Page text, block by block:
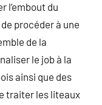
l’embout du
procéder à une
de la
le job à la
ainsi que des
traiter les liteaux